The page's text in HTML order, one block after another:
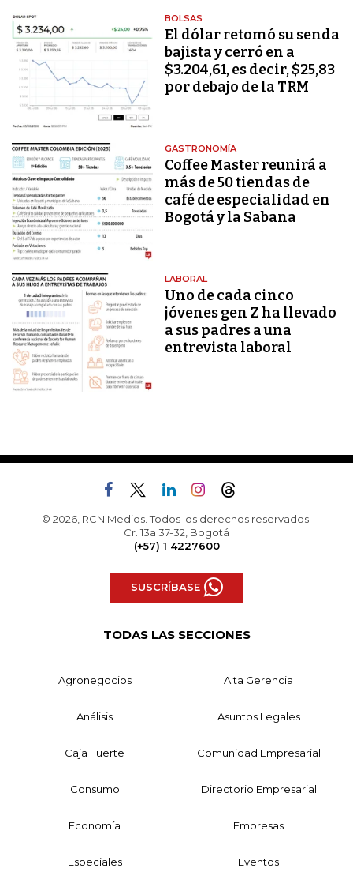
BOLSAS
El dólar retomó su senda
bajista y cerró en a
$3.204,61, es decir, $25,83
por debajo de la TRM
GASTRONOMÍA
Coffee Master reunirá a
más de 50 tiendas de
café de especialidad en
Bogotá y la Sabana
LABORAL
Uno de cada cinco
jóvenes gen Z ha llevado
a sus padres a una
entrevista laboral
© 2026, RCN Medios. Todos los derechos reservados.
Cr. 13a 37-32, Bogotá
(+57) 1 4227600
SUSCRÍBASE
TODAS LAS SECCIONES
Agronegocios Alta Gerencia
Análisis Asuntos Legales
Caja Fuerte Comunidad Empresarial
Consumo Directorio Empresarial
Economía Empresas
Especiales Eventos